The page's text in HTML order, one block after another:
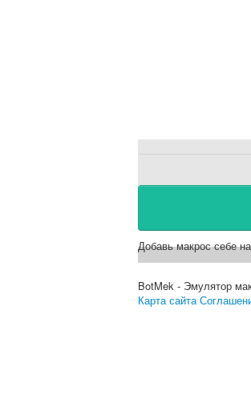
Добавь макрос себе
BotMek - Эмулятор
Карта сайта